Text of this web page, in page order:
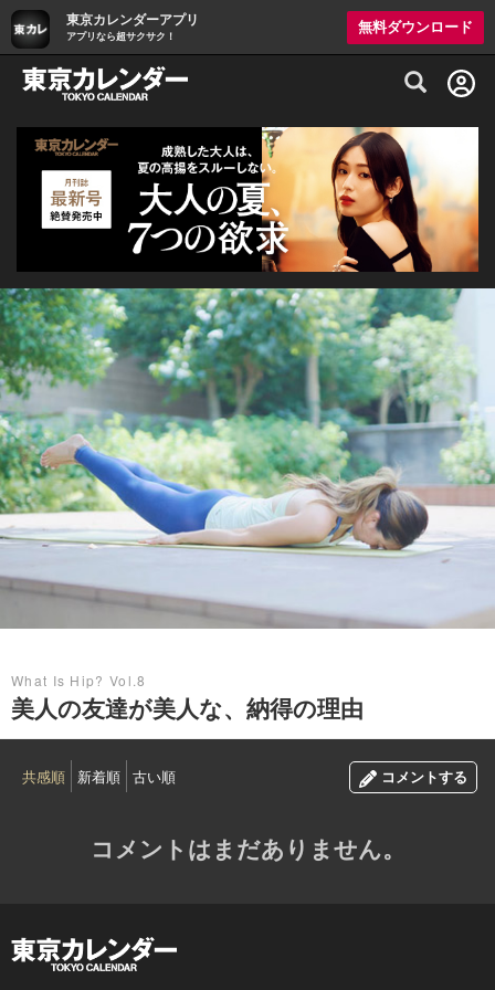
東京カレンダーアプリ
アプリなら超サクサク！
無料ダウンロード
グルメ情報・プレミアムレストラン予約
What Is Hip? Vol.8
美人の友達が美人な、納得の理由
共感順 新着順 古い順 コメントする
コメントはまだありません。